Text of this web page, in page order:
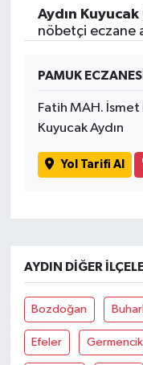
Aydın Kuyucak
nöbetçi eczane
PAMUK ECZANESİ
Fatih MAH.
Kuyucak Aydın
Yol Tarifi Al
AYDIN DIĞER
Bozdoğan
Efeler Germencik
Havran
KENT GÜNDEMİ
Kepsut
Manyas